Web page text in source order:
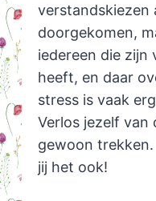
verstandskiezen
doorgekomen,
iedereen die zijn
heeft, en daar
stress is vaak
Verlos jezelf van
gewoon
jij het ook!